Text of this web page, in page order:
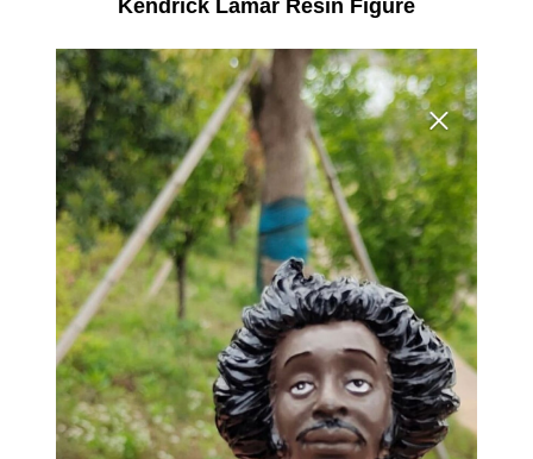
Kendrick Lamar Resin Figure